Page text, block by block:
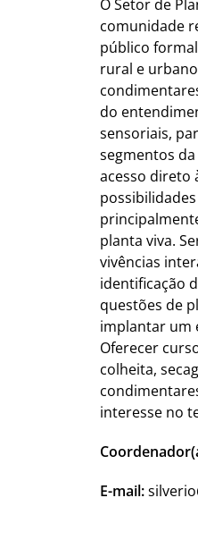
O Setor de
comunidade
público
rural e
do
sensoriais,
segmentos
acesso direto
planta viva.
vivências
identificação
questões de
implantar um
Oferecer
colheita,
interesse no
E-mail: